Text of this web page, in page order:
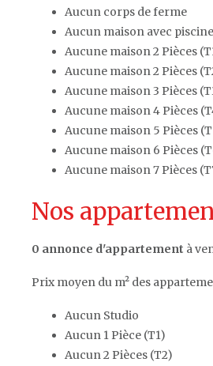
Aucun corps de ferme
Aucun maison avec piscine
Aucune maison 2 Pièces
Aucune maison 2 Pièces
Aucune maison 3 Pièces
Aucune maison 4 Pièces
Aucune maison 5 Pièces
Aucune maison 6 Pièces
Aucune maison 7 Pièces
Nos
0 annonce d'appartement à
Prix moyen du m² des
Aucun Studio
Aucun 1 Pièce (T1)
Aucun 2 Pièces (T2)